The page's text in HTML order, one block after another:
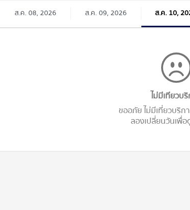
ส.ค. 08, 2026 ส.ค. 09, 2026 ส.ค. 10,
ไม่มีเทียวบ
ขออภัย ไม่มีเที่ยวบริก
ลองเปลี่ยนวันเพื่อ